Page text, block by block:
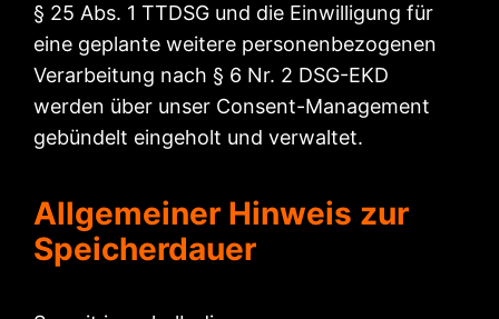
§ 25 Abs. 1 TTDSG und die Einwilligung für
eine geplante weitere personenbezogenen
Verarbeitung nach § 6 Nr. 2 DSG-EKD
werden über unser Consent-Management
gebündelt eingeholt und verwaltet.
Allgemeiner Hinweis zur
Speicherdauer